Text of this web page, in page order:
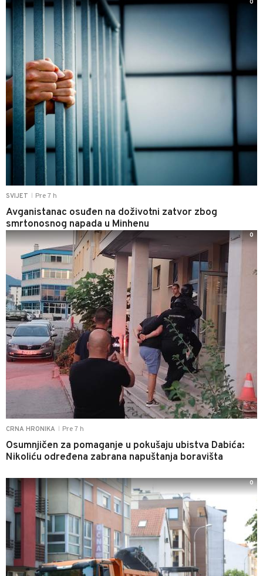
SVIJET Pre 7 h
Avganistanac osuđen na doživotni zatvor zbog
smrtonosnog napada u Minhenu
0
CRNA HRONIKA Pre 7 h
Osumnjičen za pomaganje u pokušaju ubistva Dabića:
Nikoliću određena zabrana napuštanja boravišta
0
0